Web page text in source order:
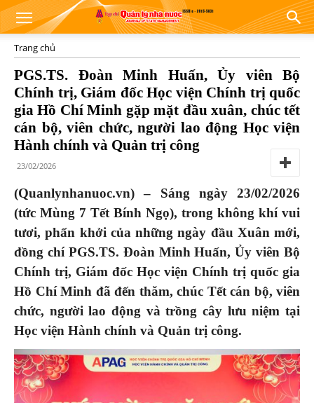
Trang chủ
PGS.TS. Đoàn Minh Huấn, Ủy viên Bộ
Chính trị, Giám đốc Học viện Chính trị quốc
gia Hồ Chí Minh gặp mặt đầu xuân, chúc tết
cán bộ, viên chức, người lao động Học viện
Hành chính và Quản trị công
23/02/2026
(Quanlynhanuoc.vn) – Sáng ngày 23/02/2026
(tức Mùng 7 Tết Bính Ngọ), trong không khí vui
tươi, phấn khởi của những ngày đầu Xuân mới,
đồng chí PGS.TS. Đoàn Minh Huấn, Ủy viên Bộ
Chính trị, Giám đốc Học viện Chính trị quốc gia
Hồ Chí Minh đã đến thăm, chúc Tết cán bộ, viên
chức, người lao động và trồng cây lưu niệm tại
Học viện Hành chính và Quản trị công.